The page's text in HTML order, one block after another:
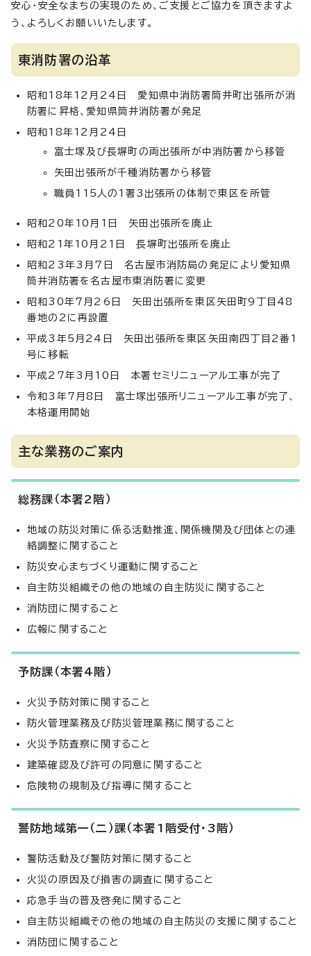
安心・安全なまちの実現のため、ご支援とご協力を頂きますよ
う、よろしくお願いいたします。
東消防署の沿革
昭和18年12月24日 愛知県中消防署筒井町出張所が消
防署に昇格、愛知県筒井消防署が発足
昭和18年12月24日
富士塚及び長塀町の両出張所が中消防署から移管
矢田出張所が千種消防署から移管
職員115人の1署3出張所の体制で東区を所管
昭和20年10月1日 矢田出張所を廃止
昭和21年10月21日 長塀町出張所を廃止
昭和23年3月7日 名古屋市消防局の発足により愛知県
筒井消防署を名古屋市東消防署に変更
昭和30年7月26日 矢田出張所を東区矢田町9丁目48
番地の2に再設置
平成3年5月24日 矢田出張所を東区矢田南四丁目2番1
号に移転
平成27年3月10日 本署セミリニューアル工事が完了
令和3年7月8日 富士塚出張所リニューアル工事が完了、
本格運用開始
主な業務のご案内
総務課（本署2階）
地域の防災対策に係る活動推進、関係機関及び団体との連
絡調整に関すること
防災安心まちづくり運動に関すること
自主防災組織その他の地域の自主防災に関すること
消防団に関すること
広報に関すること
予防課（本署4階）
火災予防対策に関すること
防火管理業務及び防災管理業務に関すること
火災予防査察に関すること
建築確認及び許可の同意に関すること
危険物の規制及び指導に関すること
警防地域第一（二）課（本署1階受付・3階）
警防活動及び警防対策に関すること
火災の原因及び損害の調査に関すること
応急手当の普及啓発に関すること
自主防災組織その他の地域の自主防災の支援に関すること
消防団に関すること